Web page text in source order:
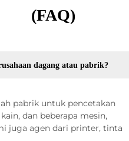
(FAQ)
dagang atau pabrik?
pabrik untuk pencetakan
dan beberapa mesin,
juga agen dari printer, tinta